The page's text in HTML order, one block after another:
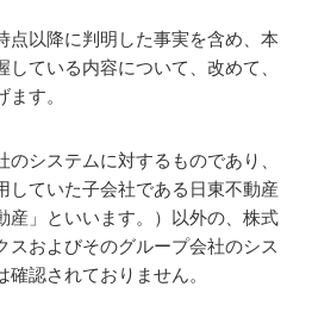
点以降に判明した事実を含め、本
ている内容について、改めて、
す。
システムに対するものであり、
していた子会社である日東不動産
産」といいます。）以外の、株式
スおよびそのグループ会社のシス
認されておりません。